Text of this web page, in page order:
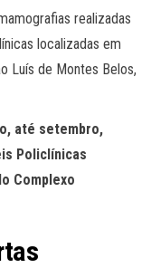
realizadas
localizadas em
Luís de Montes Belos,
até setembro,
Policlínicas
Complexo